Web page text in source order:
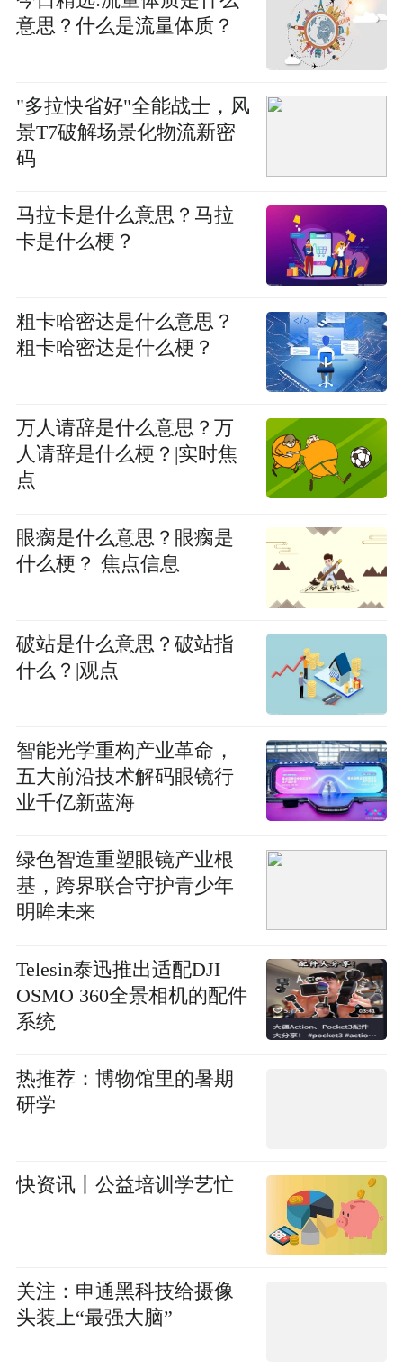
意思？什么是流量体质？
"多拉快省好"全能战士，风
景T7破解场景化物流新密
码
马拉卡是什么意思？马拉
卡是什么梗？
粗卡哈密达是什么意思？
粗卡哈密达是什么梗？
万人请辞是什么意思？万
人请辞是什么梗？|实时焦
点
眼瘸是什么意思？眼瘸是
什么梗？ 焦点信息
破站是什么意思？破站指
什么？|观点
智能光学重构产业革命，
五大前沿技术解码眼镜行
业千亿新蓝海
绿色智造重塑眼镜产业根
基，跨界联合守护青少年
明眸未来
Telesin泰迅推出适配DJI
OSMO 360全景相机的配件
系统
热推荐：博物馆里的暑期
研学
快资讯丨公益培训学艺忙
关注：申通黑科技给摄像
头装上“最强大脑”